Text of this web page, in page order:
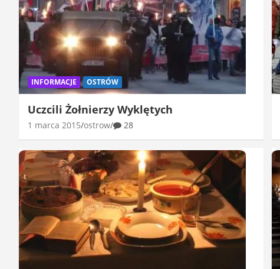
INFORMACJE OSTRÓW
Uczcili Żołnierzy Wyklętych
1 marca 2015 ostrow 28